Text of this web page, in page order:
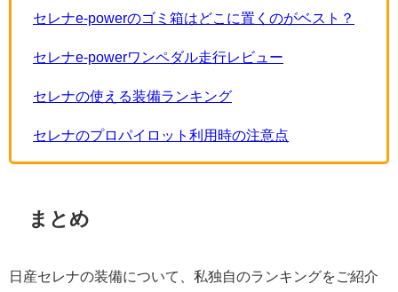
セレナe-powerのゴミ箱はどこに置くのがベスト？
セレナe-powerワンペダル走行レビュー
セレナの使える装備ランキング
セレナのプロパイロット利用時の注意点
まとめ
日産セレナの装備について、私独自のランキングをご紹介